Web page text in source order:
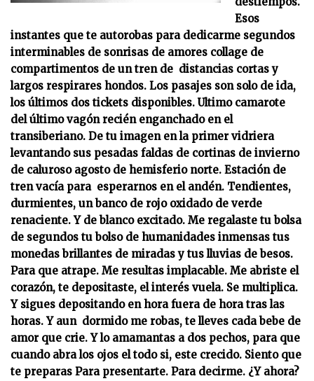
Esos
instantes que te autorobas para dedicarme segundos
interminables de sonrisas de amores collage de
compartimentos de un tren de distancias cortas y
largos respirares hondos. Los pasajes son solo de ida,
los últimos dos tickets disponibles. Ultimo camarote
del último vagón recién enganchado en el
transiberiano. De tu imagen en la primer vidriera
levantando sus pesadas faldas de cortinas de invierno
de caluroso agosto de hemisferio norte. Estación de
tren vacía para esperarnos en el andén. Tendientes,
durmientes, un banco de rojo oxidado de verde
renaciente. Y de blanco excitado. Me regalaste tu bolsa
de segundos tu bolso de humanidades inmensas tus
monedas brillantes de miradas y tus lluvias de besos.
Para que atrape. Me resultas implacable. Me abriste el
corazón, te depositaste, el interés vuela. Se multiplica.
Y sigues depositando en hora fuera de hora tras las
horas. Y aun dormido me robas, te lleves cada bebe de
amor que crie. Y lo amamantas a dos pechos, para que
cuando abra los ojos el todo si, este crecido. Siento que
te preparas Para presentarte. Para decirme. ¿Y ahora?